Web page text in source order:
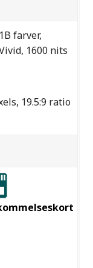
farver,
1600 nits
19.5:9 ratio